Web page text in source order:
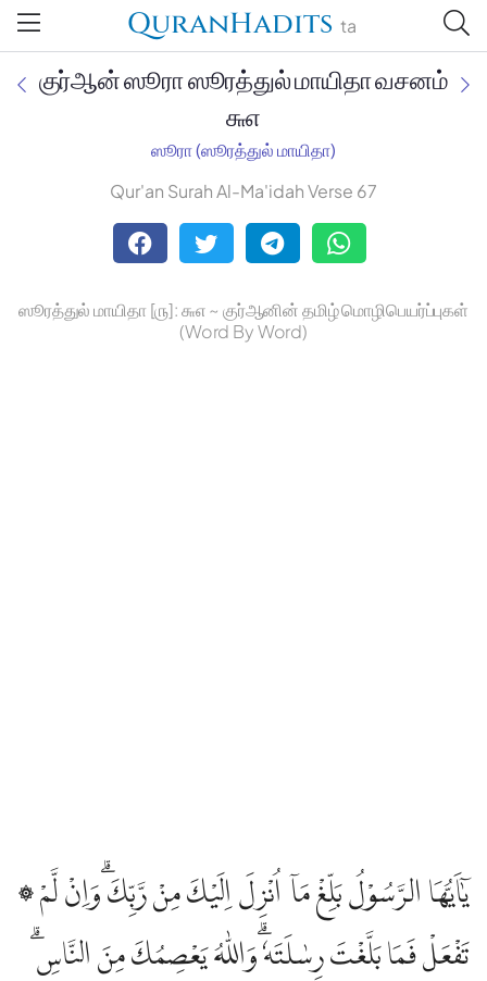
QuranHadits ta
Jan Trust Foundation
Mufti Omar Sheriff Qasimi,
குர்ஆன் ஸூரா ஸூரத்துல் மாயிதா வசனம்
௬௭
ஸூரா (ஸூரத்துல் மாயிதா)
Qur'an Surah Al-Ma'idah Verse 67
ஸூரத்துல் மாயிதா [௫]: ௬௭ ~ குர்ஆனின் தமிழ் மொழிபெயர்ப்புகள்
(Word By Word)
۞ يٰٓاَيُّهَا الرَّسُوْلُ بَلِّغْ مَآ اُنْزِلَ اِلَيْكَ مِنْ رَّبِّكَ ۗوَاِنْ لَّمْ
تَفْعَلْ فَمَا بَلَّغْتَ رِسٰلَتَهٗ ۗوَاللّٰهُ يَعْصِمُكَ مِنَ النَّاسِۗ